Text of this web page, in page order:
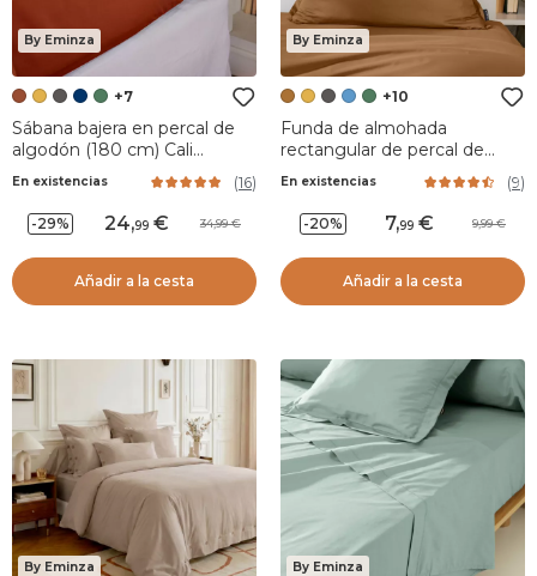
By Eminza
+7
Sábana bajera en percal de
algodón (180 cm) Cali
En existencias (16)
-29% 24,99 34,99
Añadir a la cesta
By Eminza
+10
Funda de almohada
rectangular de percal de
Camel
En existencias (9)
-20% 7,99 9,99
Añadir a la cesta
By Eminza By Eminza